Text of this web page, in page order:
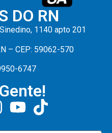
DO RN
1140 apto 201
– CEP: 59062-570
6747